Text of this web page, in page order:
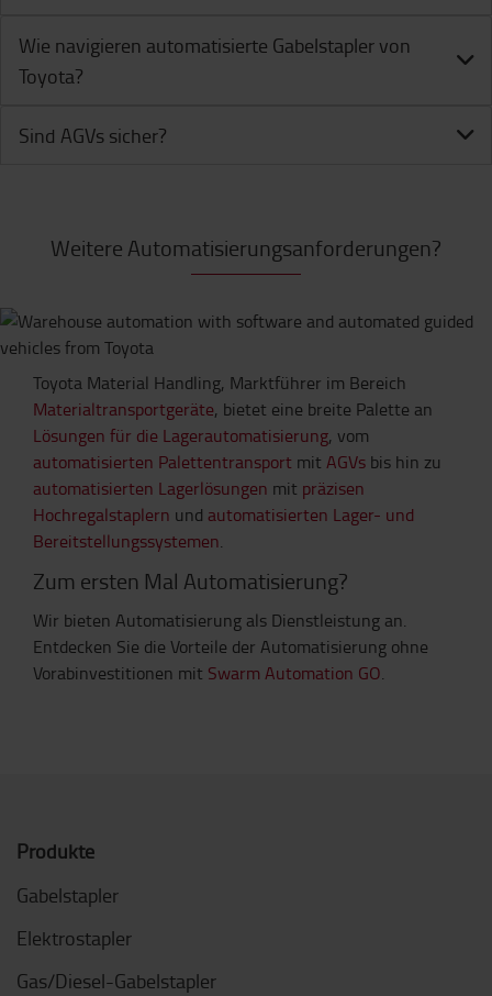
Wie navigieren automatisierte Gabelstapler von
Toyota?
Sind AGVs sicher?
Weitere Automatisierungsanforderungen?
Toyota Material Handling, Marktführer im Bereich
Materialtransportgeräte, bietet eine breite Palette an
Lösungen für die Lagerautomatisierung, vom
automatisierten Palettentransport mit AGVs bis hin zu
automatisierten Lagerlösungen mit präzisen
Hochregalstaplern und automatisierten Lager- und
Bereitstellungssystemen.
Zum ersten Mal Automatisierung?
Wir bieten Automatisierung als Dienstleistung an.
Entdecken Sie die Vorteile der Automatisierung ohne
Vorabinvestitionen mit Swarm Automation GO.
Produkte
Gabelstapler
Elektrostapler
Gas/Diesel-Gabelstapler